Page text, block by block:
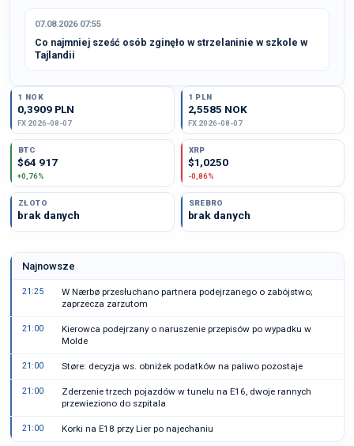
07.08.2026 07:55
Co najmniej sześć osób zginęło w strzelaninie w szkole w
Tajlandii
1 NOK
0,3909 PLN
FX 2026-08-07
1 PLN
2,5585 NOK
FX 2026-08-07
BTC
$64 917
+0,76%
XRP
$1,0250
-0,86%
ZŁOTO
brak danych
SREBRO
brak danych
Najnowsze
21:25
W Nærbø przesłuchano partnera podejrzanego o zabójstwo;
zaprzecza zarzutom
21:00
Kierowca podejrzany o naruszenie przepisów po wypadku w
Molde
21:00 Støre: decyzja ws. obniżek podatków na paliwo pozostaje
21:00
Zderzenie trzech pojazdów w tunelu na E16, dwoje rannych
przewieziono do szpitala
21:00 Korki na E18 przy Lier po najechaniu